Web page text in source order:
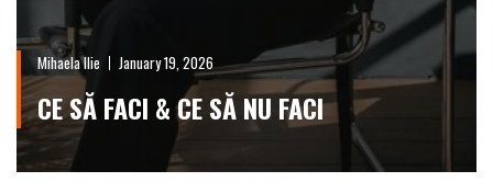
Mihaela Ilie January 19, 2026
CE SĂ FACI & CE SĂ NU FACI